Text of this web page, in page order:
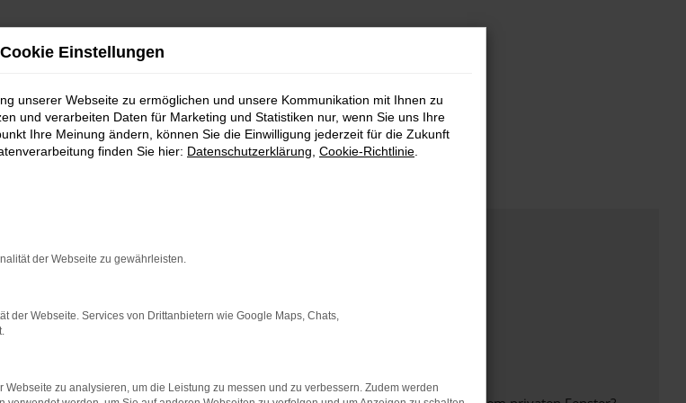
Cookie Einstellungen
unserer Webseite zu ermöglichen und unsere Kommunikation mit Ihnen zu
und verarbeiten Daten für Marketing und Statistiken nur, wenn Sie uns Ihre
Ihre Meinung ändern, können Sie die Einwilligung jederzeit für die Zukunft
finden Sie hier: Datenschutzerklärung Cookie-Richtlinie
der Webseite zu gewährleisten.
der Webseite. Services von Drittanbietern wie Google Maps, Chats,
zu analysieren, um die Leistung zu messen und zu verbessern. Zudem werden